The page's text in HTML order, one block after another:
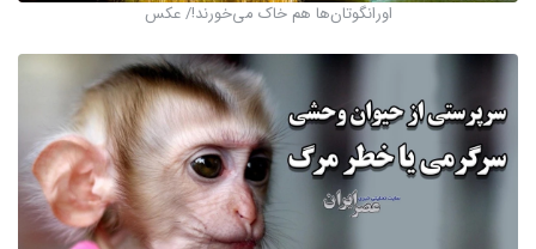
اورانگوتان‌ها هم خاک می‌خورند!/ عکس